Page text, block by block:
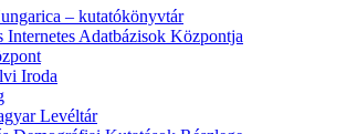
– kutatókönyvtár
Internetes Adatbázisok Központja
Iroda
Levéltár